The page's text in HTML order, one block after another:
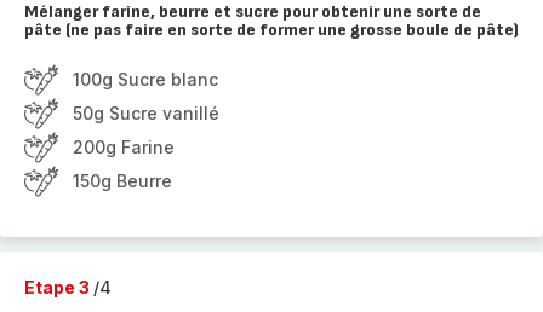
Mélanger farine, beurre et sucre pour obtenir une sorte de
pâte (ne pas faire en sorte de former une grosse boule de pâte)
100g Sucre blanc
50g Sucre vanillé
200g Farine
150g Beurre
Etape 3 /4